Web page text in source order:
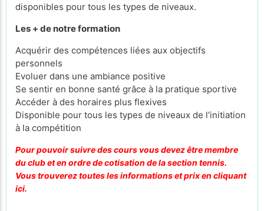
disponibles pour tous les types de niveaux.
Les + de notre formation
Acquérir des compétences liées aux objectifs
personnels
Evoluer dans une ambiance positive
Se sentir en bonne santé grâce à la pratique sportive
Accéder à des horaires plus flexives
Disponible pour tous les types de niveaux de l’initiation
à la compétition
Pour pouvoir suivre des cours vous devez être membre
du club et en ordre de cotisation de la section tennis.
Vous trouverez toutes les informations et prix en cliquant
ici.